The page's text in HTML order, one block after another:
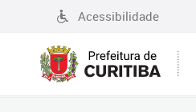
Acessibilidade